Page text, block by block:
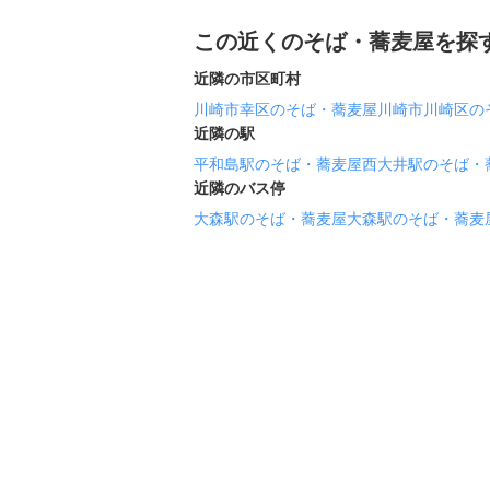
この近くのそば・蕎麦屋を探
近隣の市区町村
川崎市幸区のそば・蕎麦屋 川崎市川崎区
近隣の駅
平和島駅のそば・蕎麦屋西大井駅のそば・
近隣のバス停
大森駅のそば・蕎麦屋大森駅のそば・蕎麦